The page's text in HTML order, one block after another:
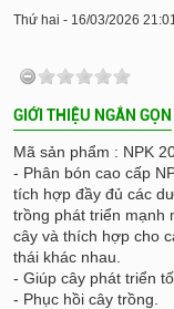
Thứ hai - 16/03/2026
GIỚI THIỆU NGẮN GỌN
Mã sản phẩm : NPK
- Phân bón cao cấp
tích hợp đầy đủ các
trồng phát triển mạnh
cây và thích hợp cho
thái khác nhau.
- Giúp cây phát triển
- Phục hồi cây trồng.